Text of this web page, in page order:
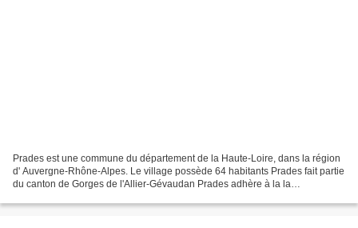
Prades est une commune du département de la Haute-Loire, dans la région
d' Auvergne-Rhône-Alpes. Le village possède 64 habitants Prades fait partie
du canton de Gorges de l'Allier-Gévaudan Prades adhère à la la